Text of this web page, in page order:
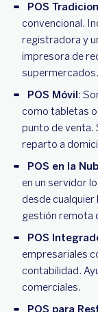
POS
convencional.
registradora y
impresora de
supermercados.
POS Móvil:
como tabletas
punto de venta.
reparto a
POS en la
en un servidor
desde cualquier
gestión remota
POS
empresariales
contabilidad.
comerciales.
POS para